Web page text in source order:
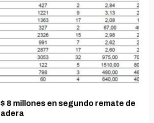
8 millones en segundo remate de